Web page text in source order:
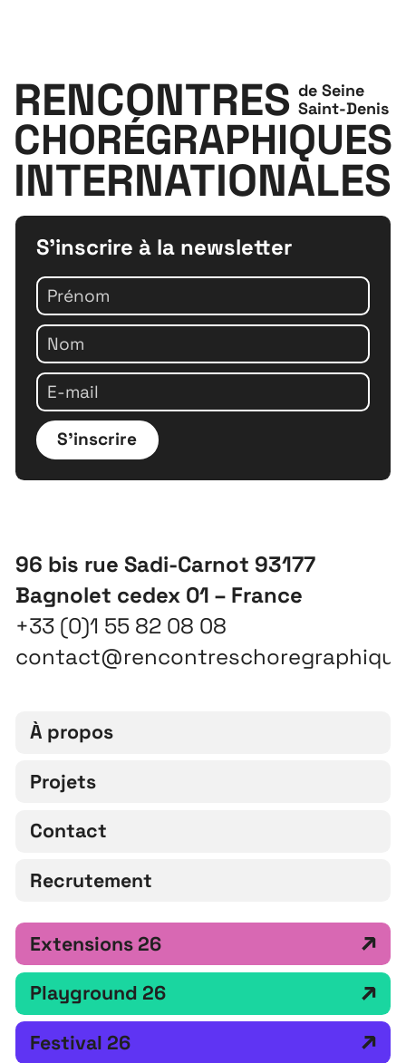
RENCONTRES
CHORÉGRAPHIQUES
INTERNATIONALES
de Seine
Saint-Denis
S'inscrire à la newsletter
S'inscrire
96 bis rue Sadi-Carnot 93177
Bagnolet cedex 01 – France
+33 (0)1 55 82 08 08
À propos
Projets
Contact
Recrutement
Extensions 26
Playground 26
Festival 26